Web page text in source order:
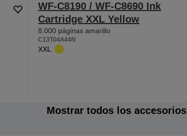
WF-C8190 / WF-C8690 Ink
Cartridge XXL Yellow
8.000 páginas amarillo
C13T04A44N
XXL
Mostrar todos los accesorios